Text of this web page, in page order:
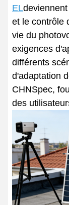
EL
et le contrôle
vie du
exigences
différents
d'adaptation
CHNSpec,
des